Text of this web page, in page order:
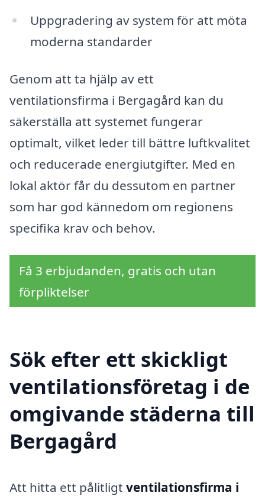
Uppgradering av system för att möta
moderna standarder
Genom att ta hjälp av ett
ventilationsfirma i Bergagård kan du
säkerställa att systemet fungerar
optimalt, vilket leder till bättre luftkvalitet
och reducerade energiutgifter. Med en
lokal aktör får du dessutom en partner
som har god kännedom om regionens
specifika krav och behov.
Få 3 erbjudanden, gratis och utan
förpliktelser
Sök efter ett skickligt
ventilationsföretag i de
omgivande städerna till
Bergagård
Att hitta ett pålitligt ventilationsfirma i